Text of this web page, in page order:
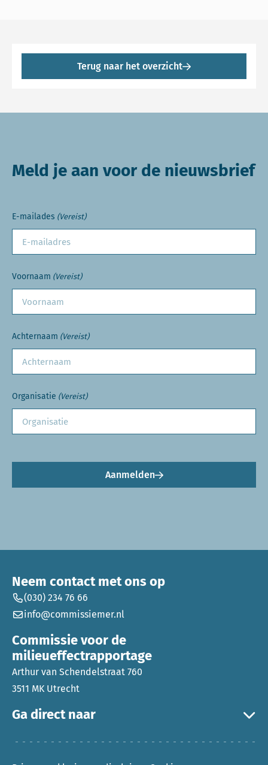
Terug naar het overzicht
Meld je aan voor de nieuwsbrief
E-mailades (Vereist)
Voornaam (Vereist)
Achternaam (Vereist)
Organisatie (Vereist)
Aanmelden
Ga direct naar
Neem contact met ons op
(030) 234 76 66
info@commissiemer.nl
Commissie voor de
milieueffectrapportage
Arthur van Schendelstraat 760
3511 MK Utrecht